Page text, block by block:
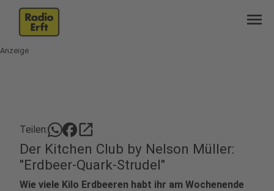
menu
Anzeige
Teilen: open_in_new
Der Kitchen Club by Nelson Müller:
"Erdbeer-Quark-Strudel"
Wie viele Kilo Erdbeeren habt ihr am Wochenende